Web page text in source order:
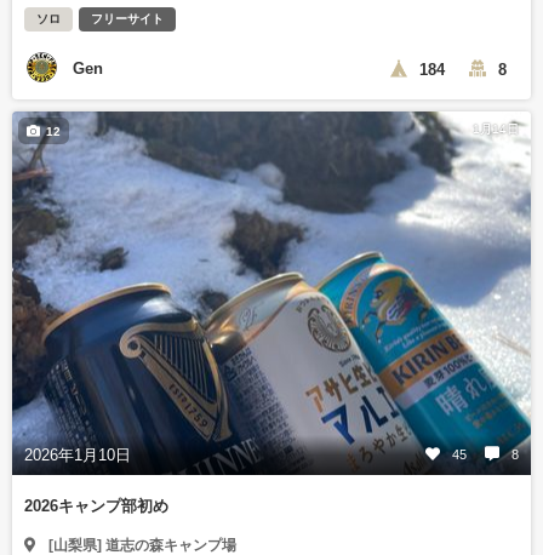
ソロ フリーサイト
Gen 184 8
1月14日
2026年1月10日 45 8
12
2026キャンプ部初め
[山梨県] 道志の森キャンプ場